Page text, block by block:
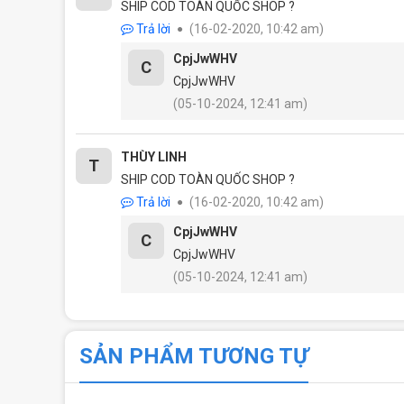
Chiếc máy được đánh giá rất cao về phần tổng
chiếc máy này được ví như một con quái vật
hữu CPU Core i7-6820HQ và CPU Intel Xeon
SHIP COD TOÀN QUỐC SHOP ?
Trả lời
(16-02-2020, 10:42 am)
C
CpjJwWHV
CpjJwWHV
(05-10-2024, 12:41 am)
T
THÙY LINH
SHIP COD TOÀN QUỐC SHOP ?
Trả lời
(16-02-2020, 10:42 am)
C
CpjJwWHV
CpjJwWHV
(05-10-2024, 12:41 am)
SẢN PHẨM TƯƠNG TỰ